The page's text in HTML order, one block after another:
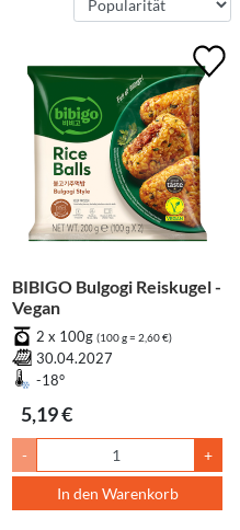
BIBIGO Bulgogi Reiskugel -
Vegan
2 x 100g (100 g = 2,60 €)
30.04.2027
-18°
5,19 €
- +
In den Warenkorb